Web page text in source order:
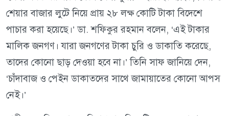
শেয়ার বাজার লুটে নিয়ে প্রায় ২৮ লক্ষ কোটি টাকা বিদেশে
পাচার করা হয়েছে।’ ডা. শফিকুর রহমান বলেন, ‘এই টাকার
মালিক জনগণ। যারা জনগণের টাকা চুরি ও ডাকাতি করেছে,
তাদের কোনো ছাড় দেওয়া হবে না।’ তিনি সাফ জানিয়ে দেন,
‘চাঁদাবাজ ও পেইন ডাকাতদের সাথে জামায়াতের কোনো আপস
নেই।’